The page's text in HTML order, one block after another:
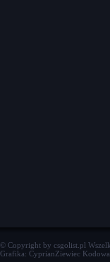
© Copyright by csgolist.pl
Grafika: CyprianZiewiec